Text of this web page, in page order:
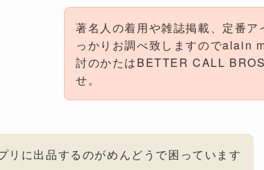
著名人の着用や雑誌掲載、定番
っかりお調べ致しますのでalain
討のかたはBETTER CALL
せ。
リに出品するのがめんどうで困っています